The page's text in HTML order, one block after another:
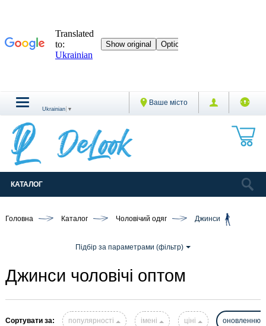
Ваше місто
Ukrainian ▼
КАТАЛОГ
Головна Каталог Чоловічий одяг Джинси
Підбір за параметрами (фільтр)
Джинси чоловічі оптом
Сортувати за: популярності імені ціні оновленню